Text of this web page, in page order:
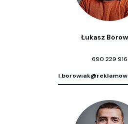
Łukasz
690 229 916